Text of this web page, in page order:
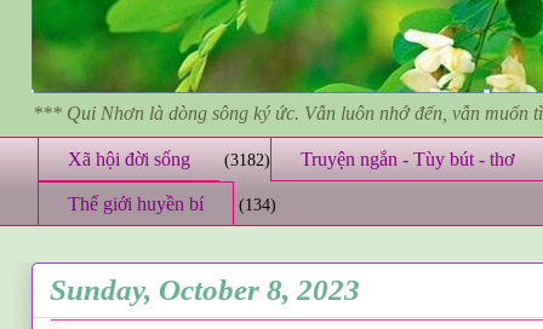
*** Qui Nhơn là dòng sông ký ức. Vẫn luôn nhớ đến, vẫn muốn
Xã hội đời sống (3182) Truyện ngắn - Tùy bút - thơ
Thế giới huyền bí (134)
Sunday, October 8, 2023